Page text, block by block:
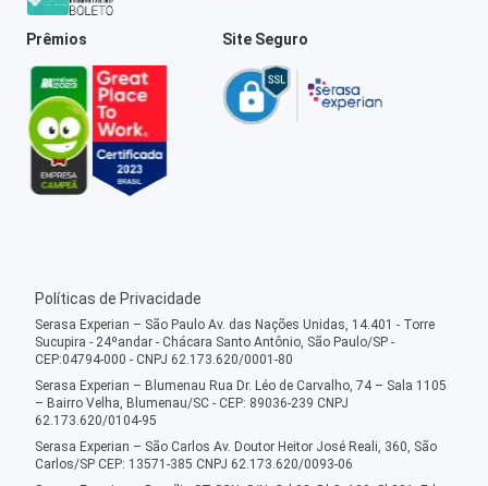
Prêmios Site Seguro
Políticas de Privacidade
Serasa Experian – São Paulo Av. das Nações Unidas, 14.401 - Torre
Sucupira - 24ºandar - Chácara Santo Antônio, São Paulo/SP -
CEP:04794-000 - CNPJ 62.173.620/0001-80
Serasa Experian – Blumenau Rua Dr. Léo de Carvalho, 74 – Sala 1105
– Bairro Velha, Blumenau/SC - CEP: 89036-239 CNPJ
62.173.620/0104-95
Serasa Experian – São Carlos Av. Doutor Heitor José Reali, 360, São
Carlos/SP CEP: 13571-385 CNPJ 62.173.620/0093-06